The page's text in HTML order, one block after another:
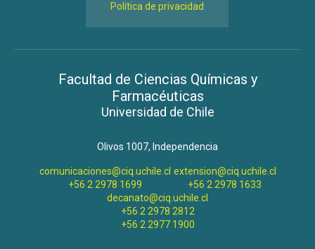
Política de privacidad
Facultad de Ciencias Químicas y
Farmacéuticas
Universidad de Chile
Olivos 1007, Independencia
comunicaciones@ciq.uchile.cl
+56 2 2978 1699
extension@ciq.uchile.cl
+56 2 2978 1633
decanato@ciq.uchile.cl
+56 2 2978 2812
+56 2 2977 1900